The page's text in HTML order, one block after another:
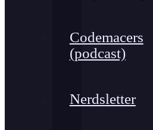
Codemacers
(podcast)
Nerdsletter